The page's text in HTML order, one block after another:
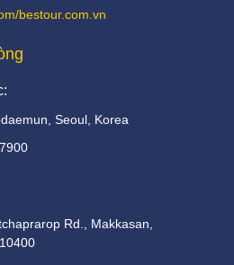
bestour.com.vn
Seoul, Korea
Rd.,
Makkasan,
10400